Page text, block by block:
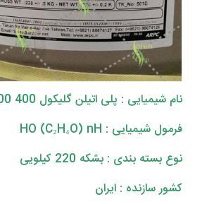
نام شیمیایی : پلی اتیلن گلیکول PEG 400 400
فرمول شیمیایی : HO (C₂H₄O) nH
نوع بسته بندی : بشکه 220 کیلویی
کشور سازنده : ایران